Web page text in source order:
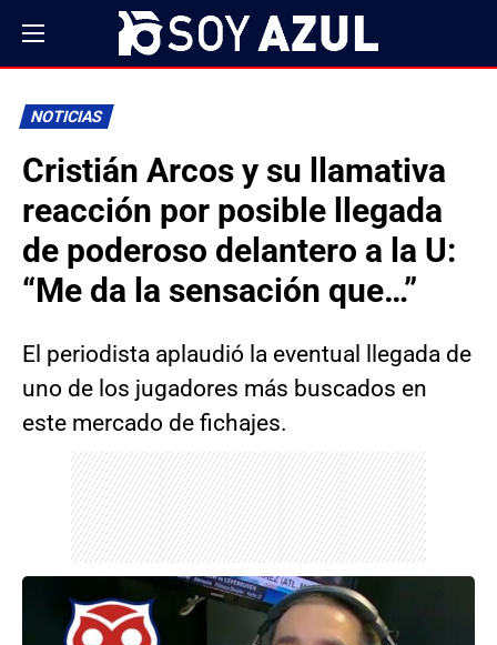
NOTICIAS
Cristián Arcos y su llamativa
reacción por posible llegada
de poderoso delantero a la U:
“Me da la sensación que…”
El periodista aplaudió la eventual llegada de
uno de los jugadores más buscados en
este mercado de fichajes.